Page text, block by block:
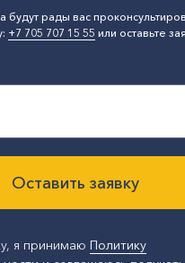
рады вас
+7 705 707 15 55 или оставьте
Оставить заявку
я принимаю Политику